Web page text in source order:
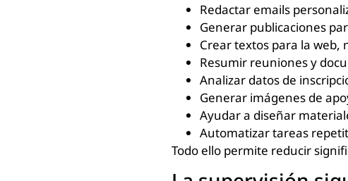
Redactar emails
Generar publicaciones
Crear textos para la web,
Resumir reuniones y
Analizar datos de
Generar imágenes de
Ayudar a diseñar
Automatizar tareas
Todo ello permite reducir